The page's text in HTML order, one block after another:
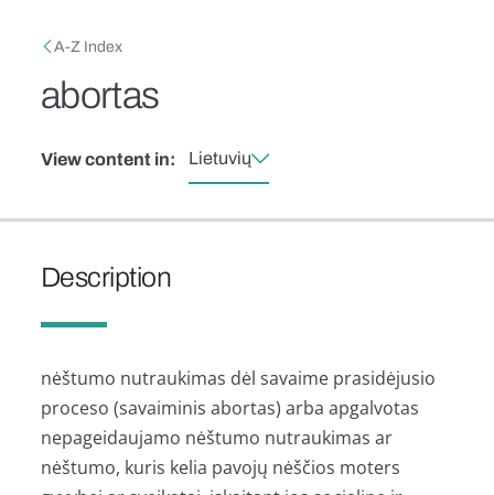
Breadcrumb
A-Z Index
abortas
View content in: Lietuvių
Description
nėštumo nutraukimas dėl savaime prasidėjusio
proceso (savaiminis abortas) arba apgalvotas
nepageidaujamo nėštumo nutraukimas ar
nėštumo, kuris kelia pavojų nėščios moters